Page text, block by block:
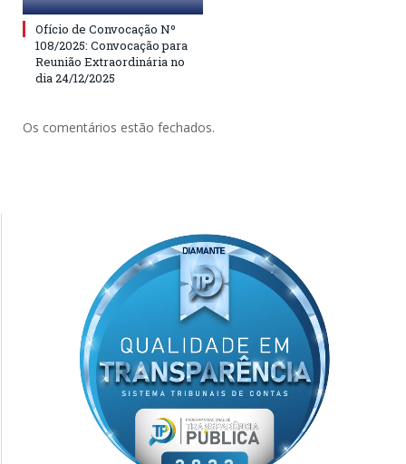
Ofício de Convocação Nº
108/2025: Convocação para
Reunião Extraordinária no
dia 24/12/2025
Os comentários estão fechados.